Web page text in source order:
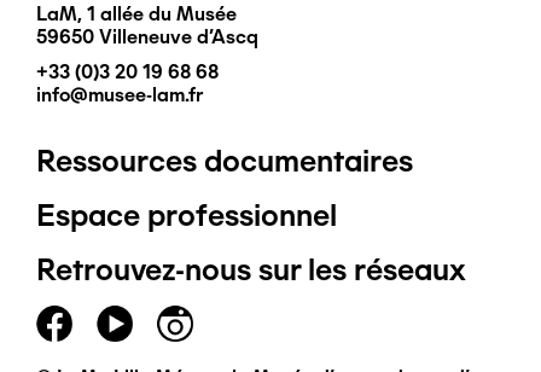
LaM, 1 allée du Musée
59650 Villeneuve d'Ascq
+33 (0)3 20 19 68 68
info@musee-lam.fr
Pied
de
page
principal
Ressources documentaires
Espace professionnel
Retrouvez-nous sur les réseaux